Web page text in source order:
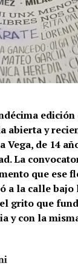
edición
abierta y
Vega, de 14
La
que ese
a la calle bajo
grito que
y con la